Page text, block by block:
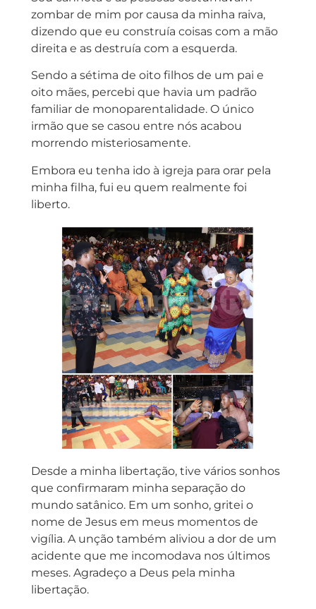
zombar de mim por causa da minha raiva,
dizendo que eu construía coisas com a mão
direita e as destruía com a esquerda.
Sendo a sétima de oito filhos de um pai e
oito mães, percebi que havia um padrão
familiar de monoparentalidade. O único
irmão que se casou entre nós acabou
morrendo misteriosamente.
Embora eu tenha ido à igreja para orar pela
minha filha, fui eu quem realmente foi
liberto.
Desde a minha libertação, tive vários sonhos
que confirmaram minha separação do
mundo satânico. Em um sonho, gritei o
nome de Jesus em meus momentos de
vigília. A unção também aliviou a dor de um
acidente que me incomodava nos últimos
meses. Agradeço a Deus pela minha
libertação.